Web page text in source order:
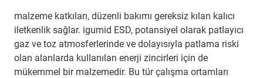
malzeme katkıları, düzenli bakımı gereksiz kılan kalıcı
iletkenlik sağlar. igumid ESD, potansiyel olarak patlayıcı
gaz ve toz atmosferlerinde ve dolayısıyla patlama riski
olan alanlarda kullanılan enerji zincirleri için de
mükemmel bir malzemedir. Bu tür çalışma ortamları